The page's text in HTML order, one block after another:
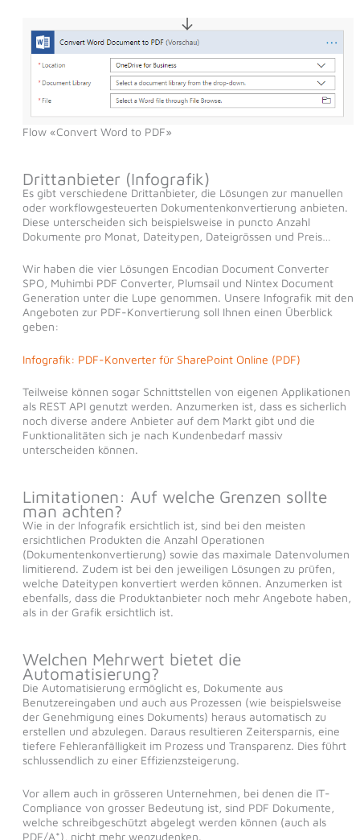
Flow «Convert Word to PDF»
Drittanbieter (Infografik)
Es gibt verschiedene Drittanbieter, die Lösungen zur manuellen
oder workflowgesteuerten Dokumentenkonvertierung anbieten.
Diese unterscheiden sich beispielsweise in puncto Anzahl
Dokumente pro Monat, Dateitypen, Dateigrössen und Preis…
Wir haben die vier Lösungen Encodian Document Converter
SPO, Muhimbi PDF Converter, Plumsail und Nintex Document
Generation unter die Lupe genommen. Unsere Infografik mit den
Angeboten zur PDF-Konvertierung soll Ihnen einen Überblick
geben:
Infografik: PDF-Konverter für SharePoint Online (PDF)
Teilweise können sogar Schnittstellen von eigenen Applikationen
als REST API genutzt werden. Anzumerken ist, dass es sicherlich
noch diverse andere Anbieter auf dem Markt gibt und die
Funktionalitäten sich je nach Kundenbedarf massiv
unterscheiden können.
Limitationen: Auf welche Grenzen sollte
man achten?
Wie in der Infografik ersichtlich ist, sind bei den meisten
ersichtlichen Produkten die Anzahl Operationen
(Dokumentenkonvertierung) sowie das maximale Datenvolumen
limitierend. Zudem ist bei den jeweiligen Lösungen zu prüfen,
welche Dateitypen konvertiert werden können. Anzumerken ist
ebenfalls, dass die Produktanbieter noch mehr Angebote haben,
als in der Grafik ersichtlich ist.
Welchen Mehrwert bietet die
Automatisierung?
Die Automatisierung ermöglicht es, Dokumente aus
Benutzereingaben und auch aus Prozessen (wie beispielsweise
der Genehmigung eines Dokuments) heraus automatisch zu
erstellen und abzulegen. Daraus resultieren Zeitersparnis, eine
tiefere Fehleranfälligkeit im Prozess und Transparenz. Dies führt
schlussendlich zu einer Effizienzsteigerung.
Vor allem auch in grösseren Unternehmen, bei denen die IT-
Compliance von grosser Bedeutung ist, sind PDF Dokumente,
welche schreibgeschützt abgelegt werden können (auch als
PDF/A*), nicht mehr wegzudenken.